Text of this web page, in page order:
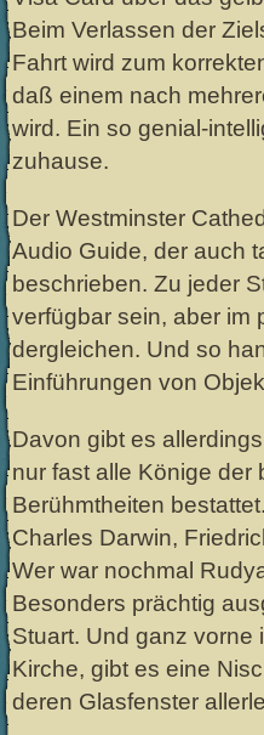
Beim Verlassen der
Fahrt wird zum
daß einem nach
wird. Ein so genial-
zuhause.
Der Westminster
Audio Guide, der auch
beschrieben. Zu jeder
verfügbar sein, aber im
dergleichen. Und so
Einführungen von
Davon gibt es
nur fast alle Könige
Berühmtheiten
Charles Darwin,
Wer war nochmal
Besonders prächtig
Stuart. Und ganz vorne
Kirche, gibt es eine
deren Glasfenster